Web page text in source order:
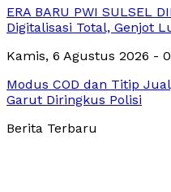
ERA BARU PWI SULSEL
Digitalisasi Total, Genjot
Kamis, 6 Agustus 2026 -
Modus COD dan Titip
Garut Diringkus Polisi
Berita Terbaru